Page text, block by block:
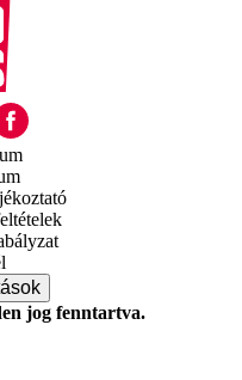
jog fenntartva.